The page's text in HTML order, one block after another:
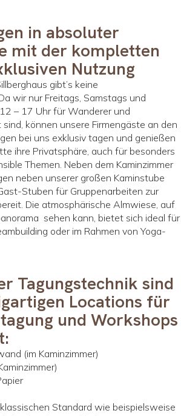
in absoluter
mit der kompletten
Nutzung
gibt’s keine
wir nur Freitags, Samstags und
– 17 Uhr für Wanderer und
können unsere Firmengäste an den
bei uns exklusiv tagen und genießen
ihre Privatsphäre, auch für besonders
Themen. Neben dem Kaminzimmer
neben unserer großen Kaminstube
Stuben für Gruppenarbeiten zur
Die atmosphärische Almwiese, auf
sehen kann, bietet sich ideal für
oder im Rahmen von Yoga-
Tagungstechnik sind
Locations für
und Workshops
(im Kaminzimmer)
Standard wie beispielsweise